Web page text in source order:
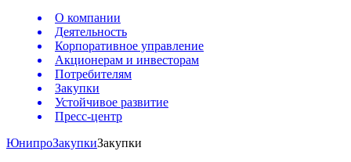
О компании
Деятельность
Корпоративное управление
Акционерам и инвесторам
Потребителям
Закупки
Устойчивое развитие
Пресс-центр
ЮнипроЗакупкиЗакупки